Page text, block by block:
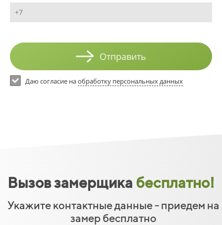
Отправить
Даю согласие наобработку персональных данных
Вызов замерщика бесплатно!
Укажите контактные данные - приедем на
замер бесплатно